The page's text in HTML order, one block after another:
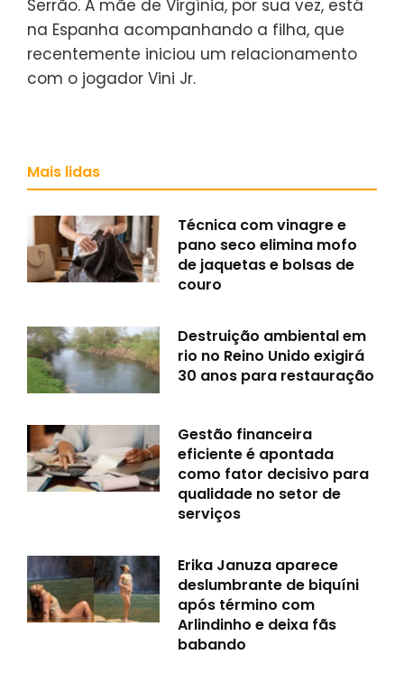
Serrão. A mãe de Virgínia, por sua vez, está
na Espanha acompanhando a filha, que
recentemente iniciou um relacionamento
com o jogador Vini Jr.
Mais lidas
Técnica com vinagre e
pano seco elimina mofo
de jaquetas e bolsas de
couro
Destruição ambiental em
rio no Reino Unido exigirá
30 anos para restauração
Gestão financeira
eficiente é apontada
como fator decisivo para
qualidade no setor de
serviços
Erika Januza aparece
deslumbrante de biquíni
após término com
Arlindinho e deixa fãs
babando